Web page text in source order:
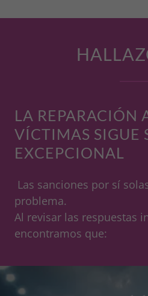
LA REPARACIÓN
VÍCTIMAS SIGUE
EXCEPCIONAL
Las sanciones por sí
problema.
Al revisar las respuestas
encontramos que: